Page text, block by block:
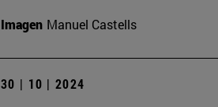
Imagen Manuel Castells
30 | 10 | 2024